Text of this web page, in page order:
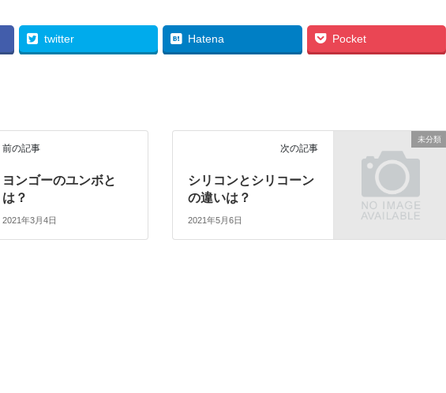
twitter Hatena Pocket
前の記事
ヨンゴーのユンボと
は？
2021年3月4日
未分類
次の記事
シリコンとシリコーン
の違いは？
2021年5月6日